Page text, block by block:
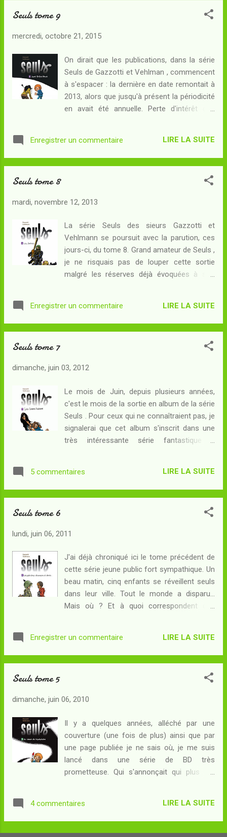
survivre et comprendre ce qui s'est produit.
saisons dans cet univers semblable au nôtre
Seuls devenait de plus en plus prégnant : les
amateurs de la série savent désormais que
ses protagonistes sont en réalité morts,
piégés dans ce qu'ils appellent le monde des
limbes, duquel on ne peut pas s'échapper
toujours, je suis devenu critique à l'égard de
Seuls tome 9
mercredi, octobre 21, 2015
On dirait que les publications, dans la série
Seuls de Gazzotti et Vehlman , commencent
à s'espacer : la dernière en date remontait à
2013, alors que jusqu'à présent la périodicité
en avait été annuelle. Perte d'intérêt des
le premier album a maintenant pas loin de dix
ans ? Je rappellerai ici le reproche que je fais
: neuf albums, deux cycles, une histoire pas
public. Parmi les premiers lecteurs qui
parution, combien vont ouvrir cet album ?
Parmi ceux qui ont dix ans à l'heure actuelle
et qui découvrent cette série, combien vont
dévorer les neuf albums disponibles puis
laisser tomber dans cinq ou six ans - et
Résumé : Le groupe des enfants de Fortville
Enregistrer un commentaire LIRE LA SUITE
Seuls tome 8
mardi, novembre 12, 2013
La série Seuls des sieurs Gazzotti et
Vehlmann se poursuit avec la parution, ces
jours-ci, du tome 8. Grand amateur de Seuls ,
je ne risquais pas de louper cette sortie
malgré les réserves déjà évoquées à son
très organisés qui semblent partager des
points communs avec les mystérieux
dans une ville fortifiée, voilà qu'ils vont
"sages" de la sixième famille recherchent
des forces du mal. Alors que la guerre des
limbes menace d'éclater à nouveau entre les
morts des deux camps, voilà que le groupe
initial pourrait bien être divisé... Il y a
cependant pire à craindre : si les "sages"
ils pensent aussi que l'élu des forces du mal
Enregistrer un commentaire LIRE LA SUITE
Seuls tome 7
dimanche, juin 03, 2012
Le mois de Juin, depuis plusieurs années,
c'est le mois de la sortie en album de la série
Seuls . Pour ceux qui ne connaîtraient pas, je
signalerai que cet album s'inscrit dans une
très intéressante série fantastique à
Pour le reste, ayant déjà produit une
chronique pour le tome 5 et une autre pour
prendre connaissance au préalable de celle-
perspective : toute une partie de la ville, dans
noir source de toutes les perturbations, s'est
enfoncée dans le sol, piégeant les enfants
de Fortville et ceux du "clan du Soleil".
Chacun souhaite quitter les lieux : sur une
idée de Saul, voilà que les deux groupes
échelle d'un camion de pompiers, seul
5 commentaires LIRE LA SUITE
Seuls tome 6
lundi, juin 06, 2011
J'ai déjà chroniqué ici le tome précédent de
cette série jeune public fort sympathique. Un
beau matin, cinq enfants se réveillent seuls
dans leur ville. Tout le monde a disparu...
Mais où ? Et à quoi correspondent ces
stupéfaction. Les enfants ont découvert qu'il
sont isolés dans un monde parallèle suite à
en effet revenu et a tué Dodji pour qu'il
que tous avaient vu son corps, apparaît une
univers. Saul, accompagné par un fort parti
d'enfants du "clan du Requin" (rebaptisé le
"clan du Soleil"), s'installe à Fortville qu'il
entreprend de mettre en coupe réglée. Les
cinq enfants de Fortville, accompagnés de
de lui résister. Mais ce qui démarre comme
Enregistrer un commentaire LIRE LA SUITE
Seuls tome 5
dimanche, juin 06, 2010
Il y a quelques années, alléché par une
couverture (une fois de plus) ainsi que par
une page publiée je ne sais où, je me suis
lancé dans une série de BD très
prometteuse. Qui s'annonçait qui plus est
manga (puisqu'en général il n'y a pas plus de
quatre mois d'attente entre deux tomes, et
que chacun d'entre eux est assez rempli), j'ai
4 commentaires LIRE LA SUITE